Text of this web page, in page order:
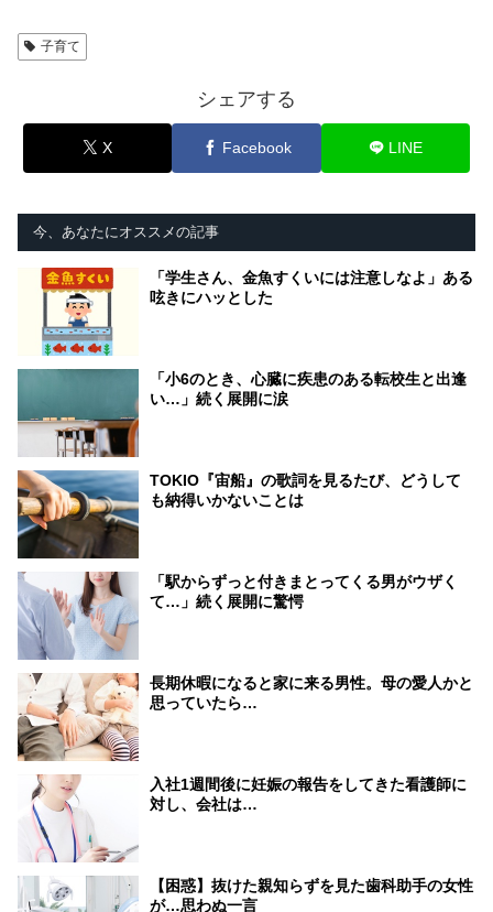
子育て
シェアする
X Facebook LINE
今、あなたにオススメの記事
「学生さん、金魚すくいには注意しなよ」ある
呟きにハッとした
「小6のとき、心臓に疾患のある転校生と出逢
い…」続く展開に涙
TOKIO『宙船』の歌詞を見るたび、どうして
も納得いかないことは
「駅からずっと付きまとってくる男がウザく
て…」続く展開に驚愕
長期休暇になると家に来る男性。母の愛人かと
思っていたら…
入社1週間後に妊娠の報告をしてきた看護師に
対し、会社は…
【困惑】抜けた親知らずを見た歯科助手の女性
が…思わぬ一言